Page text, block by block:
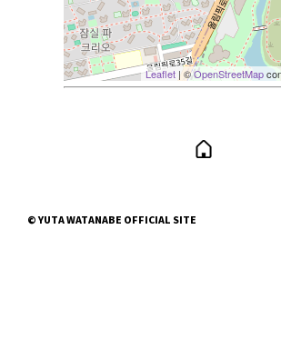
Leaflet| ©OpenStreetMap
© YUTA WATANABE OFFICIAL SITE